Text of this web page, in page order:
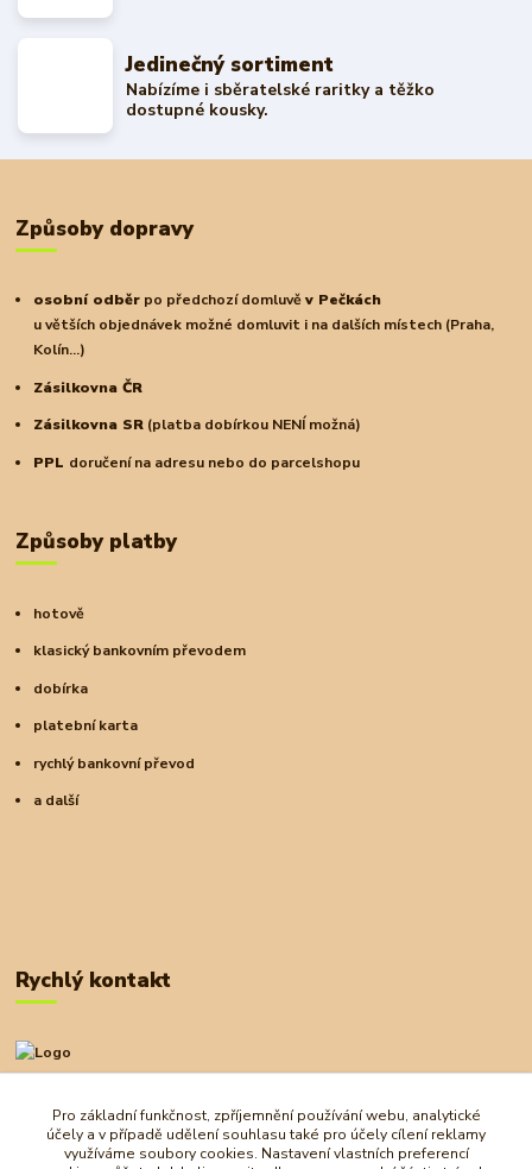
Jedinečný sortiment
Nabízíme i sběratelské raritky a těžko
dostupné kousky.
Způsoby dopravy
osobní odběr po předchozí domluvěv Pečkách
u větších objednávek možné domluvit i na dalších místech (Praha,
Kolín...)
Zásilkovna ČR
Zásilkovna SR (platba dobírkou NENÍ možná)
PPL doručení na adresu nebo do parcelshopu
Způsoby platby
hotově
klasický bankovním převodem
dobírka
platební karta
rychlý bankovní převod
a další
Rychlý kontakt
+420 727 972 830
obchod@ostrovherahlavolamu.cz
Pro základní funkčnost, zpříjemnění používání webu, analytické
účely a v případě udělení souhlasu také pro účely cílení reklamy
využíváme soubory cookies. Nastavení vlastních preferencí